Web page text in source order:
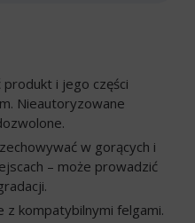
i jego części
Nieautoryzowane
w gorących i
– może prowadzić
z kompatybilnymi felgami.